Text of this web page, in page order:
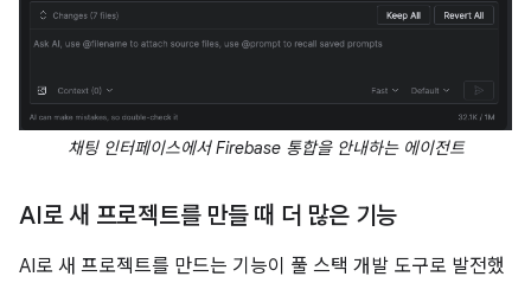
채팅 인터페이스에서 Firebase 통합을 안내하는 에이전트
AI로 새 프로젝트를 만들 때 더 많은 기능
AI로 새 프로젝트를 만드는 기능이 풀 스택 개발 도구로 발전했